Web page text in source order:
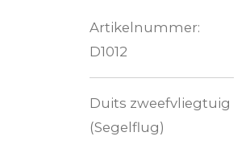
Artikelnummer:
D1012
Duits zweefvliegtuig
(Segelflug)